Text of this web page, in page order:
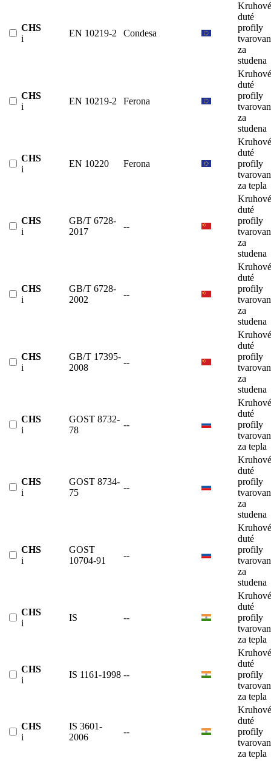
CHS
i
EN 10219-2 Condesa
Kruhové
duté
profily
za
studena
CHS
i
EN 10219-2 Ferona
Kruhové
duté
profily
za
studena
CHS
i
EN 10220 Ferona
Kruhové
duté
profily
za tepla
CHS
i
GB/T 6728-
2017
--
Kruhové
duté
profily
za
studena
CHS
i
GB/T 6728-
2002
--
Kruhové
duté
profily
za
studena
CHS
i
GB/T 17395-
2008
--
Kruhové
duté
profily
za
studena
CHS
i
GOST 8732-
78
--
Kruhové
duté
profily
za tepla
CHS
i
GOST 8734-
75
--
Kruhové
duté
profily
za
studena
CHS
i
GOST
10704-91
--
Kruhové
duté
profily
za
studena
CHS
i
IS --
Kruhové
duté
profily
za tepla
CHS
i
IS 1161-1998 --
Kruhové
duté
profily
za tepla
CHS
i
IS 3601-
2006
--
Kruhové
duté
profily
za tepla